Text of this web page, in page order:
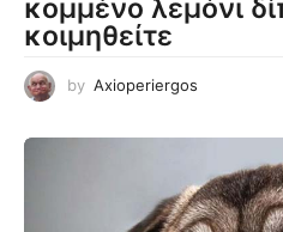
κομμένο λεμόνι
κοιμηθείτε
by Axioperiergos